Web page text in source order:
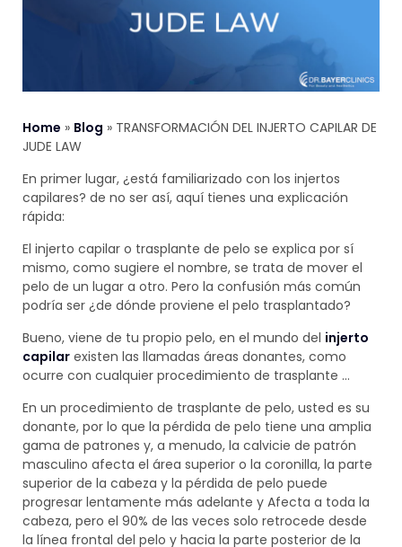
Home » Blog » TRANSFORMACIÓN DEL INJERTO CAPILAR DE
JUDE LAW
En primer lugar, ¿está familiarizado con los injertos
capilares? de no ser así, aquí tienes una explicación
rápida:
El injerto capilar o trasplante de pelo se explica por sí
mismo, como sugiere el nombre, se trata de mover el
pelo de un lugar a otro. Pero la confusión más común
podría ser ¿de dónde proviene el pelo trasplantado?
Bueno, viene de tu propio pelo, en el mundo del injerto
capilar existen las llamadas áreas donantes, como
ocurre con cualquier procedimiento de trasplante …
En un procedimiento de trasplante de pelo, usted es su
donante, por lo que la pérdida de pelo tiene una amplia
gama de patrones y, a menudo, la calvicie de patrón
masculino afecta el área superior o la coronilla, la parte
superior de la cabeza y la pérdida de pelo puede
progresar lentamente más adelante y Afecta a toda la
cabeza, pero el 90% de las veces solo retrocede desde
la línea frontal del pelo y hacia la parte posterior de la